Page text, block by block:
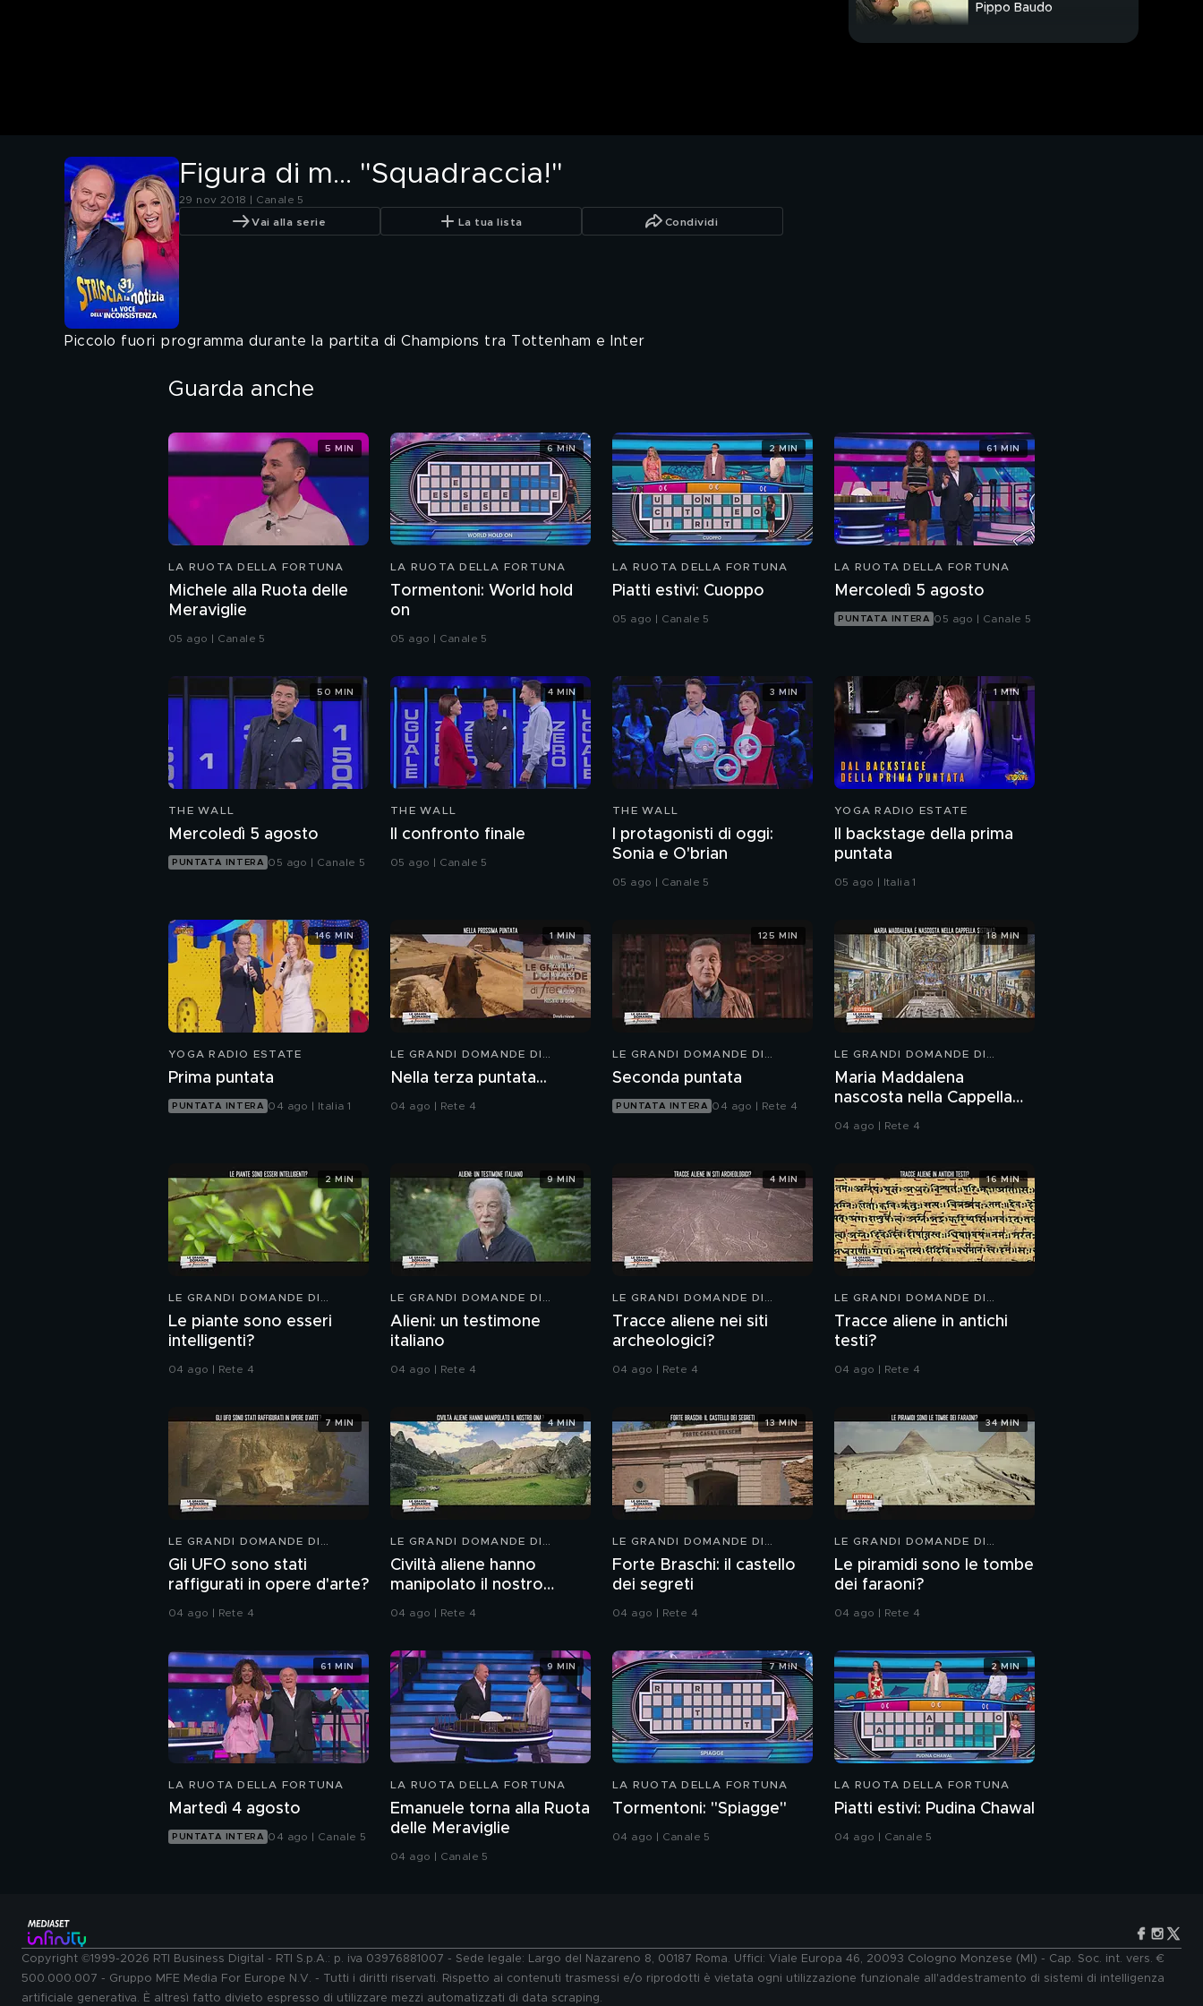
Pippo Baudo
Figura di m... "Squadraccia!"
29 nov 2018 | Canale 5
Vai alla serie La tua lista Condividi
Piccolo fuori programma durante la partita di Champions tra Tottenham e Inter
Guarda anche
LA RUOTA DELLA FORTUNA
Michele alla Ruota delle
Meraviglie
05 ago | Canale 5
5 MIN
LA RUOTA DELLA FORTUNA
Tormentoni: World hold
on
05 ago | Canale 5
6 MIN
LA RUOTA DELLA FORTUNA
Piatti estivi: Cuoppo
05 ago | Canale 5
2 MIN
LA RUOTA DELLA FORTUNA
Mercoledì 5 agosto
PUNTATA INTERA 05 ago | Canale 5
61 MIN
THE WALL
Mercoledì 5 agosto
PUNTATA INTERA 05 ago | Canale 5
50 MIN
THE WALL
Il confronto finale
05 ago | Canale 5
4 MIN
THE WALL
I protagonisti di oggi:
Sonia e O'brian
05 ago | Canale 5
3 MIN
YOGA RADIO ESTATE
Il backstage della prima
puntata
05 ago | Italia 1
1 MIN
YOGA RADIO ESTATE
Prima puntata
PUNTATA INTERA 04 ago | Italia 1
146 MIN
LE GRANDI DOMANDE DI
Nella terza puntata...
04 ago | Rete 4
1 MIN
LE GRANDI DOMANDE DI
Seconda puntata
PUNTATA INTERA 04 ago | Rete 4
125 MIN
LE GRANDI DOMANDE DI
Maria Maddalena
nascosta nella Cappella
Sistina?
04 ago | Rete 4
18 MIN
LE GRANDI DOMANDE DI
Le piante sono esseri
intelligenti?
04 ago | Rete 4
2 MIN
LE GRANDI DOMANDE DI
Alieni: un testimone
italiano
04 ago | Rete 4
9 MIN
LE GRANDI DOMANDE DI
Tracce aliene nei siti
archeologici?
04 ago | Rete 4
4 MIN
LE GRANDI DOMANDE DI
Tracce aliene in antichi
testi?
04 ago | Rete 4
16 MIN
LE GRANDI DOMANDE DI
Gli UFO sono stati
raffigurati in opere d'arte?
04 ago | Rete 4
7 MIN
LE GRANDI DOMANDE DI
FREEDOM
Civiltà aliene hanno
manipolato il nostro
DNA?
04 ago | Rete 4
4 MIN
LE GRANDI DOMANDE DI
Forte Braschi: il castello
dei segreti
04 ago | Rete 4
13 MIN
LE GRANDI DOMANDE DI
Le piramidi sono le tombe
dei faraoni?
04 ago | Rete 4
34 MIN
LA RUOTA DELLA FORTUNA
Martedì 4 agosto
PUNTATA INTERA 04 ago | Canale 5
61 MIN
LA RUOTA DELLA FORTUNA
Emanuele torna alla Ruota
delle Meraviglie
04 ago | Canale 5
9 MIN
LA RUOTA DELLA FORTUNA
Tormentoni: "Spiagge"
04 ago | Canale 5
7 MIN
LA RUOTA DELLA FORTUNA
Piatti estivi: Pudina Chawal
04 ago | Canale 5
2 MIN
Copyright ©1999-2026 RTI Business Digital - RTI S.p.A.: p. iva 03976881007 - Sede legale: Largo del Nazareno 8, 00187 Roma. Uffici: Viale Europa 46, 20093 Cologno Monzese (MI) - Cap. Soc. int. vers. €
500.000.007 - Gruppo MFE Media For Europe N.V. - Tutti i diritti riservati. Rispetto ai contenuti trasmessi e/o riprodotti è vietata ogni utilizzazione funzionale all'addestramento di sistemi di intelligenza
artificiale generativa. È altresì fatto divieto espresso di utilizzare mezzi automatizzati di data scraping.